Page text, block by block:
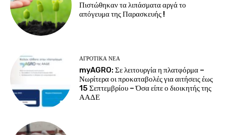
Πιστώθηκαν τα λιπάσματα αργά το
απόγευμα της Παρασκευής !
ΑΓΡΟΤΙΚΆ ΝΈΑ
myAGRO: Σε λειτουργία η πλατφόρμα –
Νωρίτερα οι προκαταβολές για αιτήσεις έως
15 Σεπτεμβρίου – Όσα είπε ο διοικητής της
ΑΑΔΕ